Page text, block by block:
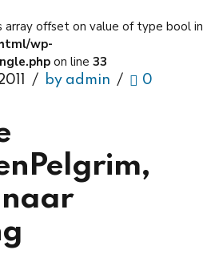
array offset on value of type bool in
wp-
on line 33
by admin 0